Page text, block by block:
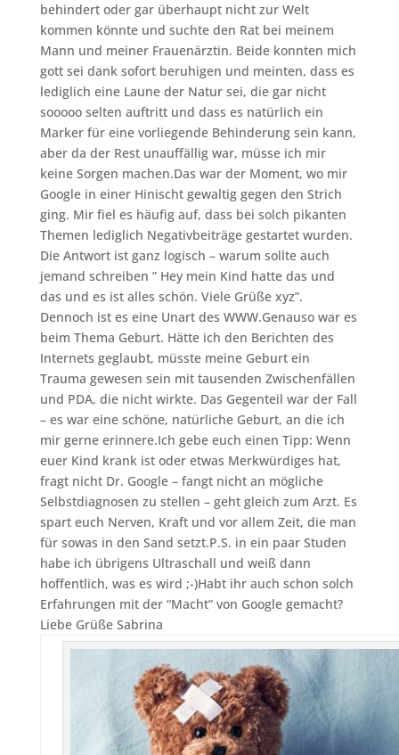
behindert oder gar überhaupt nicht zur Welt
kommen könnte und suchte den Rat bei meinem
Mann und meiner Frauenärztin. Beide konnten mich
gott sei dank sofort beruhigen und meinten, dass es
lediglich eine Laune der Natur sei, die gar nicht
sooooo selten auftritt und dass es natürlich ein
Marker für eine vorliegende Behinderung sein kann,
aber da der Rest unauffällig war, müsse ich mir
keine Sorgen machen.Das war der Moment, wo mir
Google in einer Hinischt gewaltig gegen den Strich
ging. Mir fiel es häufig auf, dass bei solch pikanten
Themen lediglich Negativbeiträge gestartet wurden.
Die Antwort ist ganz logisch – warum sollte auch
jemand schreiben ” Hey mein Kind hatte das und
das und es ist alles schön. Viele Grüße xyz”.
Dennoch ist es eine Unart des WWW.Genauso war es
beim Thema Geburt. Hätte ich den Berichten des
Internets geglaubt, müsste meine Geburt ein
Trauma gewesen sein mit tausenden Zwischenfällen
und PDA, die nicht wirkte. Das Gegenteil war der Fall
– es war eine schöne, natürliche Geburt, an die ich
mir gerne erinnere.Ich gebe euch einen Tipp: Wenn
euer Kind krank ist oder etwas Merkwürdiges hat,
fragt nicht Dr. Google – fangt nicht an mögliche
Selbstdiagnosen zu stellen – geht gleich zum Arzt. Es
spart euch Nerven, Kraft und vor allem Zeit, die man
für sowas in den Sand setzt.P.S. in ein paar Studen
habe ich übrigens Ultraschall und weiß dann
hoffentlich, was es wird ;-)Habt ihr auch schon solch
Erfahrungen mit der “Macht” von Google gemacht?
Liebe Grüße Sabrina